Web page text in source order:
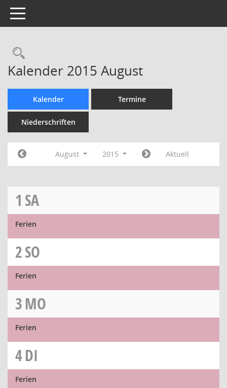
Toggle navigation
Rechercheauswahl
Kalender 2015 August
Kalender Termine
Niederschriften
August 2015 Aktuell
1 SA
Ferien
2SO
Ferien
3MO
Ferien
4DI
Ferien